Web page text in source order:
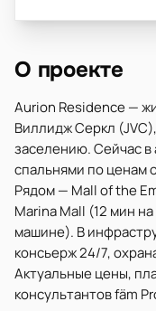
О проекте
Aurion Residence —
Виллидж Серкл
заселению. Сейчас в
спальнями по ценам
Рядом — Mall of the
Marina Mall (12 мин
машине). В
консьерж 24/7,
Актуальные цены,
консультантов fäm